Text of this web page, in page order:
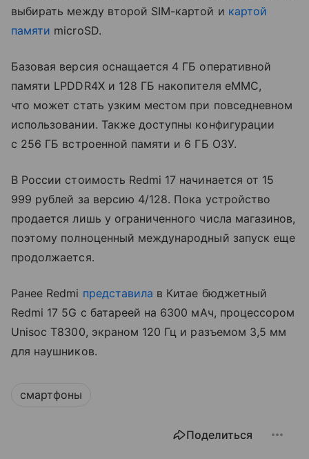
выбирать между второй SIM-картой и картой
памяти microSD.
Базовая версия оснащается 4 ГБ оперативной
памяти LPDDR4X и 128 ГБ накопителя eMMC,
что может стать узким местом при повседневном
использовании. Также доступны конфигурации
с 256 ГБ встроенной памяти и 6 ГБ ОЗУ.
В России стоимость Redmi 17 начинается от 15
999 рублей за версию 4/128. Пока устройство
продается лишь у ограниченного числа магазинов,
поэтому полноценный международный запуск еще
продолжается.
Ранее Redmi представила в Китае бюджетный
Redmi 17 5G с батареей на 6300 мАч, процессором
Unisoc T8300, экраном 120 Гц и разъемом 3,5 мм
для наушников.
смартфоны
Поделиться